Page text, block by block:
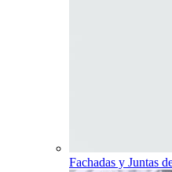
Fachadas y Juntas